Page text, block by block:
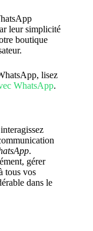
leur simplicité
boutique
lisez
WhatsApp.
.
gérer
tous vos
dans le